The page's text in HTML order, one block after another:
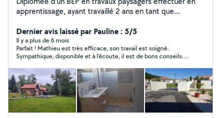
apprentissage, ayant travaillé 2 ans en tant que
me rend disponible pour vous et pour vos travaux..
Merci et bonne journée à vous.
Dernier avis laissé par Pauline : 5/5
Il y a plus de 6 mois
Parfait ! Mathieu est très efficace, son travail est soigné.
Sympathique, disponible et à l’écoute, il est de bons conseils.